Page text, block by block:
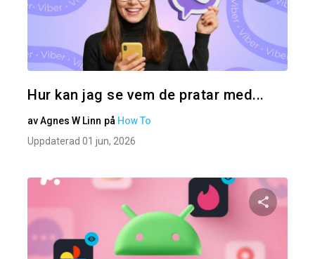
Hur kan jag se vem de pratar med...
avAgnes W Linn på How To
Uppdaterad 01 jun, 2026